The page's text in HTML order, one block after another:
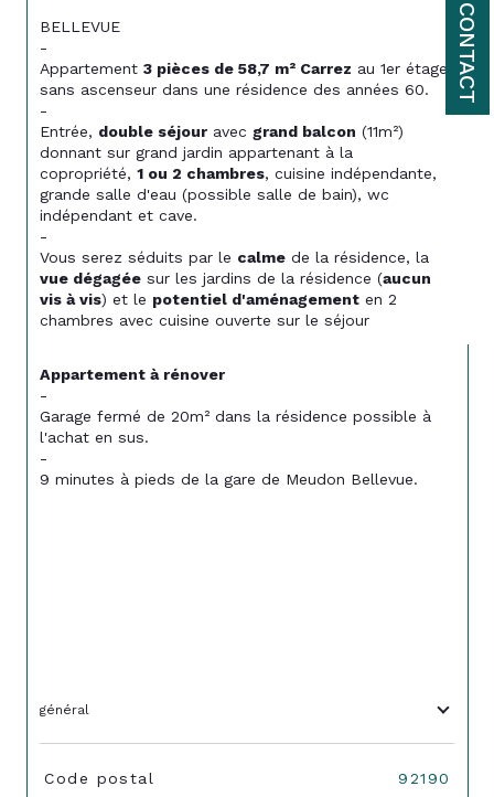
CONTACT
BELLEVUE
-
Appartement 3 pièces de 58,7 m² Carrez au 1er étage
sans ascenseur dans une résidence des années 60.
-
Entrée, double séjour avec grand balcon (11m²)
donnant sur grand jardin appartenant à la
copropriété, 1 ou 2 chambres, cuisine indépendante,
grande salle d'eau (possible salle de bain), wc
indépendant et cave.
-
Vous serez séduits par le calme de la résidence, la
vue dégagée sur les jardins de la résidence (aucun
vis à vis) et le potentiel d'aménagement en 2
chambres avec cuisine ouverte sur le séjour
Appartement à rénover
-
Garage fermé de 20m² dans la résidence possible à
l'achat en sus.
-
9 minutes à pieds de la gare de Meudon Bellevue.
général
TRAD_SIROCCO_Caracteristique
Code postal 92190